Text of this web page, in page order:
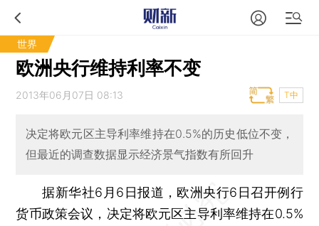
世界
欧洲央行维持利率不变
2013年06月07日 08:13 T中
决定将欧元区主导利率维持在0.5%的历史低位不变，
但最近的调查数据显示经济景气指数有所回升
据新华社6月6日报道，欧洲央行6日召开例行
货币政策会议，决定将欧元区主导利率维持在0.5%